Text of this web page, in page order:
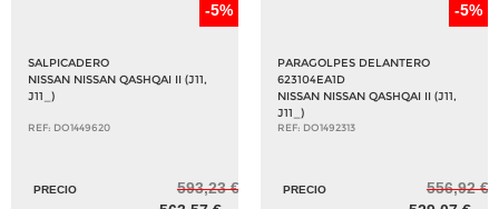
-5%
SALPICADERO
NISSAN NISSAN QASHQAI II (J11,
J11_)
REF: DO1449620
PRECIO
593,23 €
-5%
PARAGOLPES DELANTERO
623104EA1D
NISSAN NISSAN QASHQAI II (J11,
J11_)
REF: DO1492313
PRECIO
556,92 €